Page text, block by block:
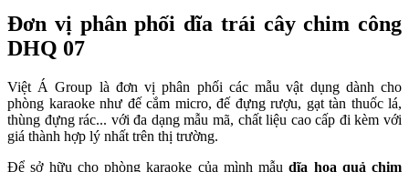
Đơn vị phân phối dĩa trái cây chim công
DHQ 07
Việt Á Group là đơn vị phân phối các mẫu vật dụng dành cho
phòng karaoke như đế cắm micro, đế đựng rượu, gạt tàn thuốc lá,
thùng đựng rác... với đa dạng mẫu mã, chất liệu cao cấp đi kèm với
giá thành hợp lý nhất trên thị trường.
Để sở hữu cho phòng karaoke của mình mẫudĩa hoa quả chim